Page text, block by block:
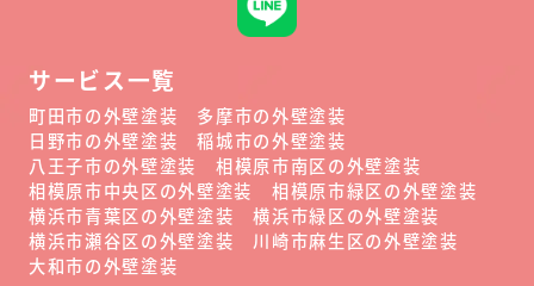
サービス一覧
町田市の外壁塗装
多摩市の外壁塗装
日野市の外壁塗装
稲城市の外壁塗装
八王子市の外壁塗装
相模原市南区の外壁塗装
相模原市中央区の外壁塗装
相模原市緑区の外壁塗装
横浜市青葉区の外壁塗装
横浜市緑区の外壁塗装
横浜市瀬谷区の外壁塗装
川崎市麻生区の外壁塗装
大和市の外壁塗装